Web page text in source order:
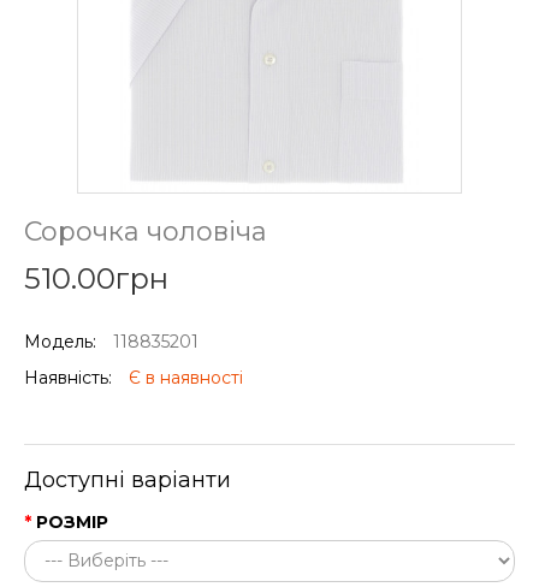
Сорочка чоловіча
510.00грн
Модель:
118835201
Наявність:
Є в наявності
Доступні варіанти
РОЗМІР